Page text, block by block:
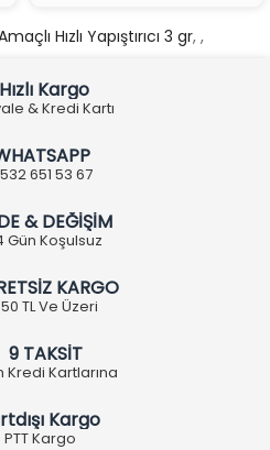
Hızlı Yapıştırıcı 3 gr, ,
Hızlı Kargo
& Kredi Kartı
651 53 67
& DEĞİŞİM
Gün Koşulsuz
KARGO
TL Ve Üzeri
9 TAKSİT
Kredi Kartlarına
Kargo
PTT Kargo